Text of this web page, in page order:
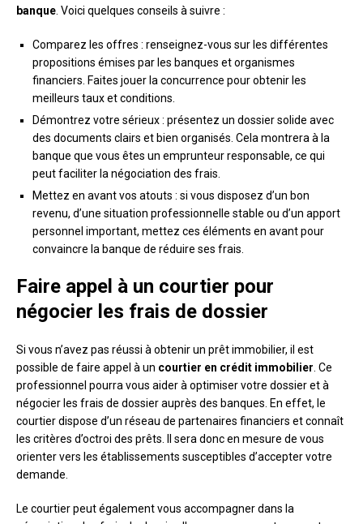
banque . Voici quelques conseils à suivre :
Comparez les offres : renseignez-vous sur les différentes
propositions émises par les banques et organismes
financiers. Faites jouer la concurrence pour obtenir les
meilleurs taux et conditions.
Démontrez votre sérieux : présentez un dossier solide avec
des documents clairs et bien organisés. Cela montrera à la
banque que vous êtes un emprunteur responsable, ce qui
peut faciliter la négociation des frais.
Mettez en avant vos atouts : si vous disposez d’un bon
revenu, d’une situation professionnelle stable ou d’un apport
personnel important, mettez ces éléments en avant pour
convaincre la banque de réduire ses frais.
Faire appel à un courtier pour
négocier les frais de dossier
Si vous n’avez pas réussi à obtenir un prêt immobilier, il est
possible de faire appel à un courtier en crédit immobilier . Ce
professionnel pourra vous aider à optimiser votre dossier et à
négocier les frais de dossier auprès des banques. En effet, le
courtier dispose d’un réseau de partenaires financiers et connaît
les critères d’octroi des prêts. Il sera donc en mesure de vous
orienter vers les établissements susceptibles d’accepter votre
demande.
Le courtier peut également vous accompagner dans la